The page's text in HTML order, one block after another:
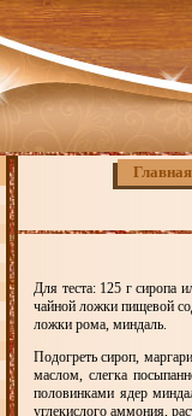
Главная
Для теста: 125 г сиропа
чайной ложки пищевой
ложки рома, миндаль.
Подогреть сироп,
маслом, слегка
половинками ядер
углекислого аммония,